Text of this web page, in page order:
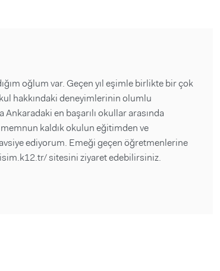
oğlum var. Geçen yıl eşimle birlikte bir çok
hakkındaki deneyimlerinin olumlu
en başarılı okullar arasında
kaldık okulun eğitimden ve
ediyorum. Emeği geçen öğretmenlerine
sitesini ziyaret edebilirsiniz.